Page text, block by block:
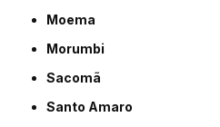
Moema
Morumbi
Sacomã
Santo Amaro